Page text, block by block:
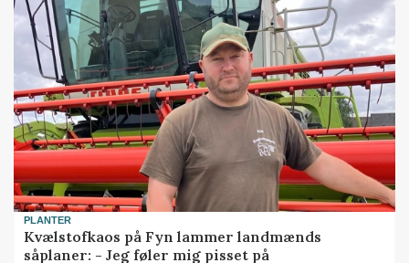
PLANTER
Kvælstofkaos på Fyn lammer landmænds
såplaner: - Jeg føler mig pisset på